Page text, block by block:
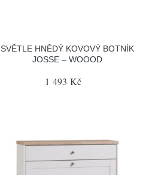
SVĚTLE HNĚDÝ KOVOVÝ BOTNÍK
JOSSE – WOOOD
1 493 Kč